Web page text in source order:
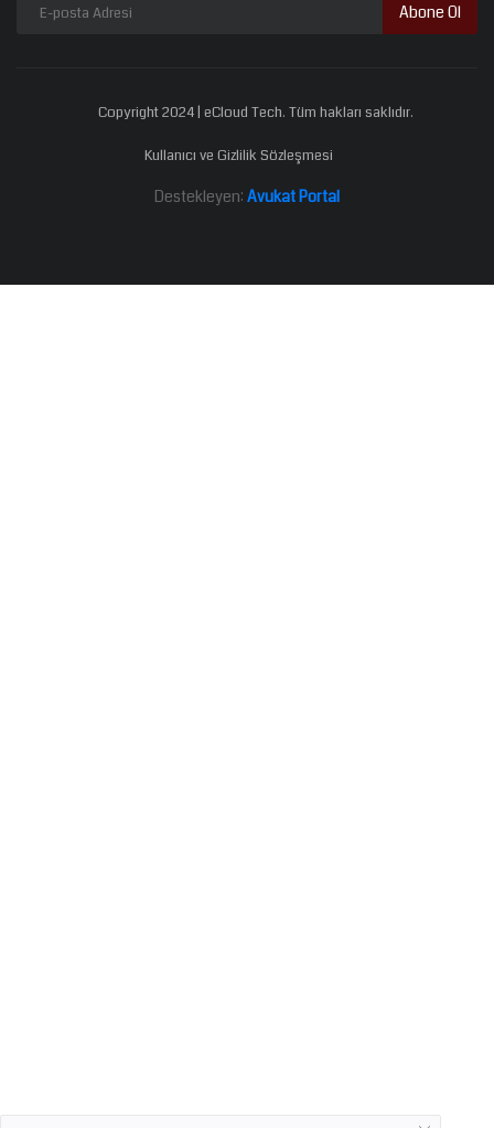
Abone Ol
Copyright 2024 | eCloud Tech. Tüm hakları saklıdır.
Kullanıcı ve Gizlilik Sözleşmesi
Destekleyen: Avukat Portal